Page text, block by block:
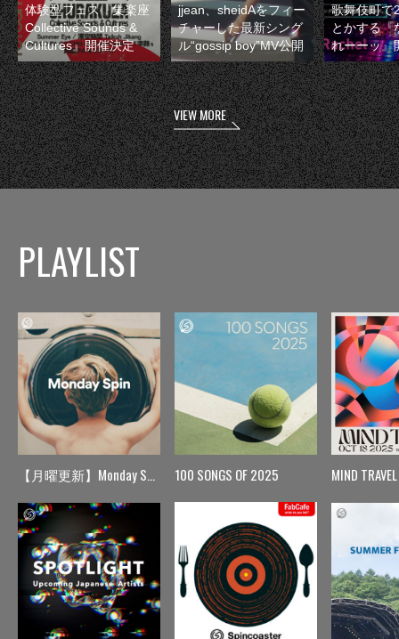
体験型フェス『集楽座
Collective Sounds &
Cultures』開催決定
jjean、sheidAをフィー
チャーした最新シング
ル“gossip boy”MV公開
歌舞伎町で
とかする『
れーーッ』
VIEW MORE
PLAYLIST
【月曜更新】Monday Spin 100 SONGS OF 2025 MIND TRAVEL